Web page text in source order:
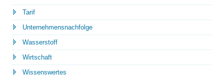
Tarif
Unternehmensnachfolge
Wasserstoff
Wirtschaft
Wissenswertes